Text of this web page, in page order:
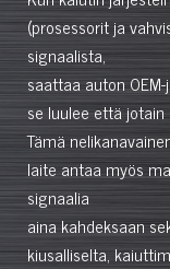
(prosessorit ja
signaalista,
saattaa auton
se luulee että
Tämä
laite antaa myös
signaalia
aina kahdeksaan
kiusalliselta,